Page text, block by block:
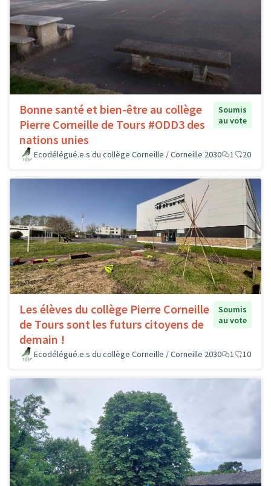
Bonne santé et bien-être au collège
Pierre Corneille de Tours #ODD3 des
nations unies
Soumis
au vote
Ecodélégué.e.s du collège Corneille / Corneille 2030 1 20
Les élèves du collège Pierre Corneille
de Tours sont les futurs citoyens de
demain !
Soumis
au vote
Ecodélégué.e.s du collège Corneille / Corneille 2030 1 10